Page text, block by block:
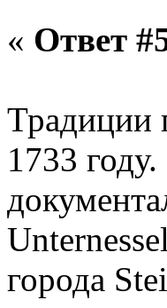
« Ответ
Традиции
1733
города